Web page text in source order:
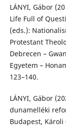
LÁNYI, Gábor
Life Full of
(eds.):
Protestant
Debrecen –
Egyetem –
123–140.
LÁNYI, Gábor
dunamelléki
Budapest, Károli